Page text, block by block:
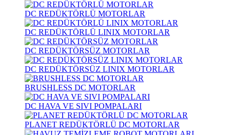
DC REDÜKTÖRLÜ MOTORLAR
DC REDÜKTÖRLÜ LINIX MOTORLAR
DC REDÜKTÖRSÜZ MOTORLAR
DC REDÜKTÖRSÜZ LINIX MOTORLAR
BRUSHLESS DC MOTORLAR
DC HAVA VE SIVI POMPALARI
PLANET REDÜKTÖRLÜ DC MOTORLAR